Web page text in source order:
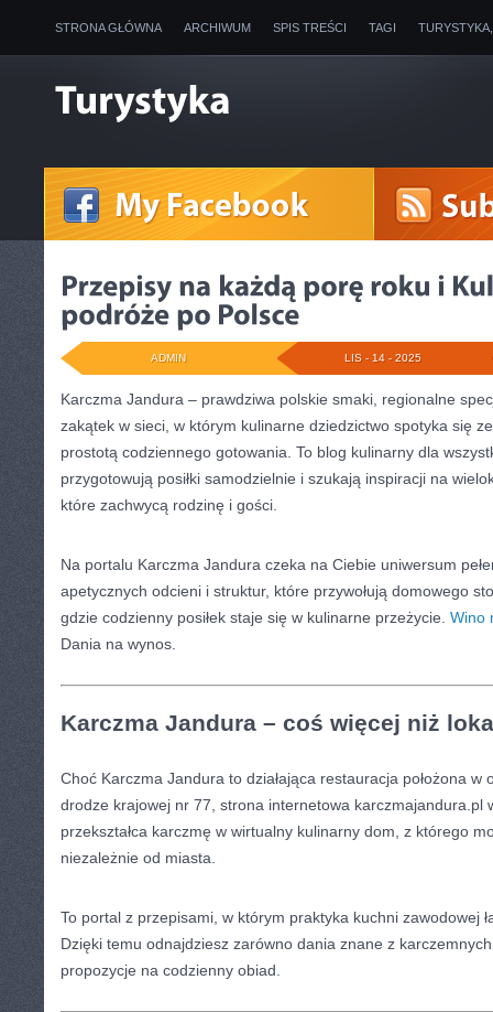
STRONA GŁÓWNA ARCHIWUM SPIS TREŚCI TAGI
LIS - 14 - 2025
ADMIN
Karczma Jandura – prawdziwa polskie smaki, regionalne
zakątek w sieci, w którym kulinarne dziedzictwo spotyka się
prostotą codziennego gotowania. To blog kulinarny dla
przygotowują posiłki samodzielnie i szukają inspiracji na
które zachwycą rodzinę i gości.
Na portalu Karczma Jandura czeka na Ciebie uniwersum
apetycznych odcieni i struktur, które przywołują domowego
gdzie codzienny posiłek staje się w kulinarne przeżycie. Wino
Dania na wynos.
Karczma Jandura – coś więcej niż
Choć Karczma Jandura to działająca restauracja położona w
drodze krajowej nr 77, strona internetowa karczmajandura.pl
przekształca karczmę w wirtualny kulinarny dom, z którego
niezależnie od miasta.
To portal z przepisami, w którym praktyka kuchni zawodowej
Dzięki temu odnajdziesz zarówno dania znane z karczemnych
propozycje na codzienny obiad.